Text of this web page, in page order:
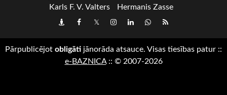
Karls F. V. Valters
Hermanis Zasse
DraugiemFacebook
TwitterInstagram
LinkedInwhatsapp
RSS
Pārpublicējot obligāti jānorāda atsauce. Visas tiesības patur ::
e-BAZNICA:: © 2007-2026